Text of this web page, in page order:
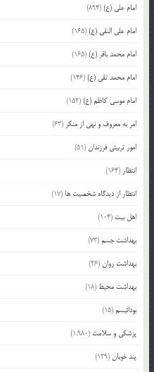
امام علی (ع)(894)
امام علی النقی (ع)(165)
امام محمد باقر (ع)(165)
امام محمد تقی (ع)(146)
امام موسی کاظم (ع)(152)
امر به معروف و نهی از منکر (63)
امور تربیتی فرزندان(51)
انتظار (164)
انتظار از دیدگاه شخصیت ها (17)
اهل بیت (104)
بهداشت جسم(73)
بهداشت روان(26)
بهداشت محیط (18)
بودائیسم(15)
پزشکی و سلامت (1,980)
پند خوبان(129)